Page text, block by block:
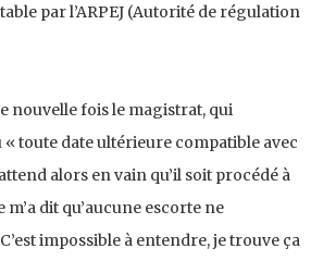
par l’ARPEJ (Autorité de régulation
nouvelle fois le magistrat, qui
toute date ultérieure compatible avec
alors en vain qu’il soit procédé à
dit qu’aucune escorte ne
impossible à entendre, je trouve ça